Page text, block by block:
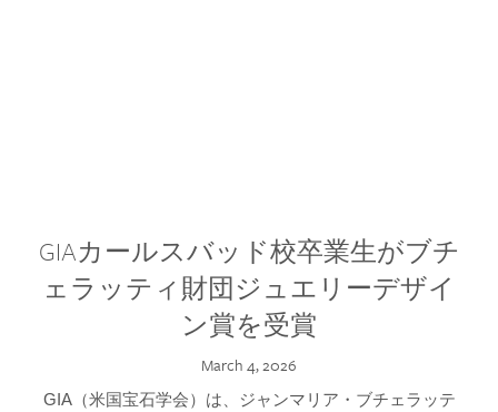
GIAカールスバッド校卒業生がブチ
ェラッティ財団ジュエリーデザイ
ン賞を受賞
March 4, 2026
GIA（米国宝石学会）は、ジャンマリア・ブチェラッテ